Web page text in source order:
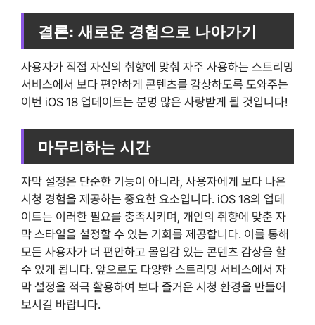
결론: 새로운 경험으로 나아가기
사용자가 직접 자신의 취향에 맞춰 자주 사용하는 스트리밍
서비스에서 보다 편안하게 콘텐츠를 감상하도록 도와주는
이번 iOS 18 업데이트는 분명 많은 사랑받게 될 것입니다!
마무리하는 시간
자막 설정은 단순한 기능이 아니라, 사용자에게 보다 나은
시청 경험을 제공하는 중요한 요소입니다. iOS 18의 업데
이트는 이러한 필요를 충족시키며, 개인의 취향에 맞춘 자
막 스타일을 설정할 수 있는 기회를 제공합니다. 이를 통해
모든 사용자가 더 편안하고 몰입감 있는 콘텐츠 감상을 할
수 있게 됩니다. 앞으로도 다양한 스트리밍 서비스에서 자
막 설정을 적극 활용하여 보다 즐거운 시청 환경을 만들어
보시길 바랍니다.